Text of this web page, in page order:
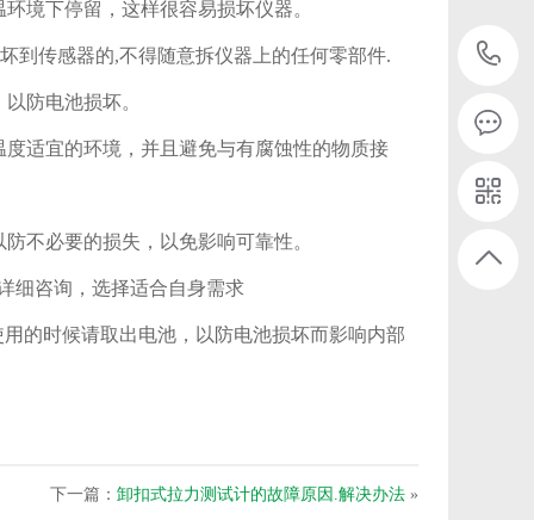
境下停留，这样很容易损坏仪器。
到传感器的,不得随意拆仪器上的任何零部件.
防电池损坏。
适宜的环境，并且避免与有腐蚀性的物质接
不必要的损失，以免影响可靠性。
细咨询，选择适合自身需求
的时候请取出电池，以防电池损坏而影响内部
下一篇： 卸扣式拉力测试计的故障原因.解决办法 »